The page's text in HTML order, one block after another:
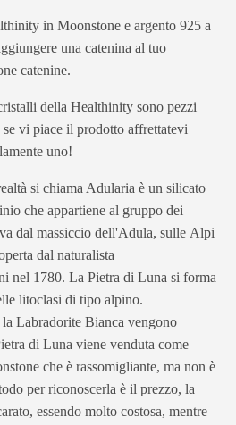
in Moonstone e argento 925 a
una catenina al tuo
catenine.
della Healthinity sono pezzi
vi piace il prodotto affrettatevi
uno!
si chiama Adularia è un silicato
che appartiene al gruppo dei
dal massiccio dell'Adula, sulle Alpi
dal naturalista
nel 1780. La Pietra di Luna si forma
litoclasi di tipo alpino.
Labradorite Bianca vengono
di Luna viene venduta come
che è rassomigliante, ma non è
per riconoscerla è il prezzo, la
essendo molto costosa, mentre